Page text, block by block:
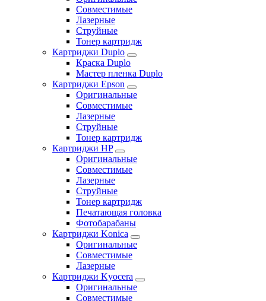
Совместимые
Лазерные
Струйные
Тонер картридж
Картриджи Duplo
Краска Duplo
Мастер пленка Duplo
Картриджи Epson
Оригинальные
Совместимые
Лазерные
Струйные
Тонер картридж
Картриджи HP
Оригинальные
Совместимые
Лазерные
Струйные
Тонер картридж
Печатающая головка
Фотобарабаны
Картриджи Konica
Оригинальные
Совместимые
Лазерные
Картриджи Kyocera
Оригинальные
Совместимые